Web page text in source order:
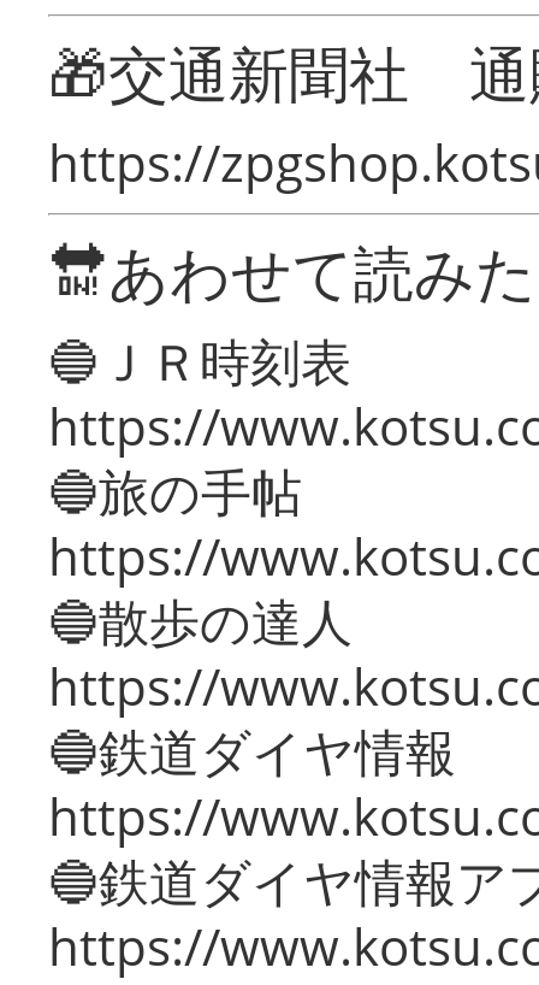
🎁交通新聞社
https://
🔛あわせて読み
🔵ＪＲ時刻表
https://
🔵旅の手帖
https://
🔵散歩の達人
https://
🔵鉄道ダイヤ情報
https://
🔵鉄道ダイヤ情報ア
https://